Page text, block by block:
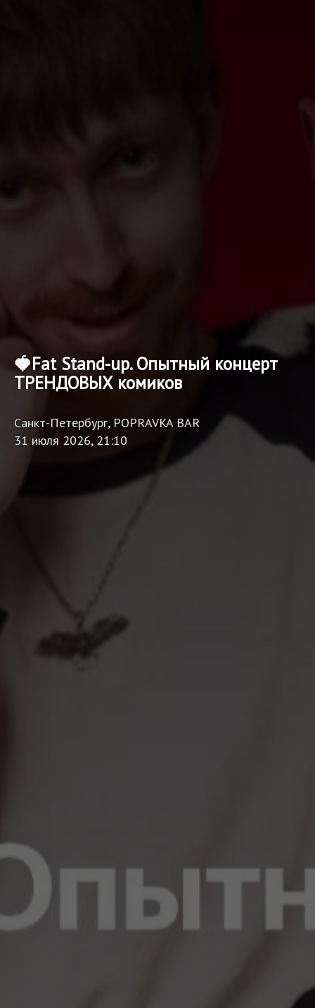
🍓Fat Stand-up. Опытный концерт
ТРЕНДОВЫХ комиков
Санкт-Петербург, POPRAVKA BAR
31 июля 2026, 21:10